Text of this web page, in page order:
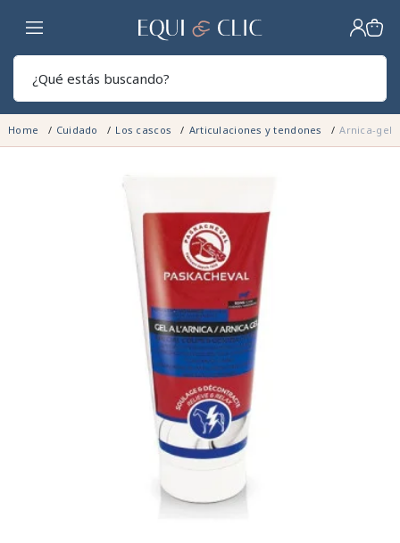
Hogar
Home Cuidado Los cascos Articulaciones y tendones Arnica-gel